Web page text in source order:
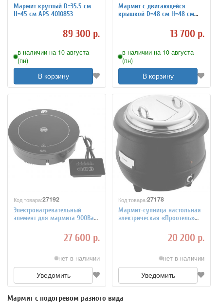
Мармит круглый D=35.5 см
H=45 см APS 4010853
89 300 р.
в наличии на 10 августа
(пн)
В корзину
Мармит с двигающейся
крышкой D=48 см H=48 см
13 700 р.
в наличии на 10 августа
(пн)
В корзину
Код товара:27192
Электронагревательный
элемент для мармита 900Ва
27 600 р.
нет в наличии
Уведомить
Код товара:27178
Мармит-супница настольная
электрическая «Проотель»
20 200 р.
нет в наличии
Уведомить
Мармит с подогревом разного вида